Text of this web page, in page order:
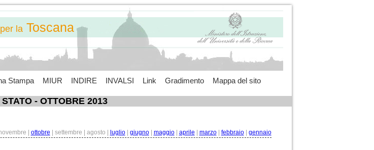
per la Toscana
Stampa MIUR INDIRE INVALSI Link Gradimento Mappa del sito
- OTTOBRE 2013
| ottobre | settembre | agosto | luglio| giugno| maggio| aprile marzo| febbraio| gennaio